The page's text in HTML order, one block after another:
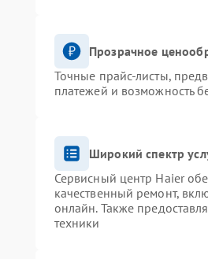
Прозрачное
Точные прайс-листы,
платежей и возможность
Широкий спектр
Сервисный центр Haier
качественный ремонт,
онлайн. Также
техники